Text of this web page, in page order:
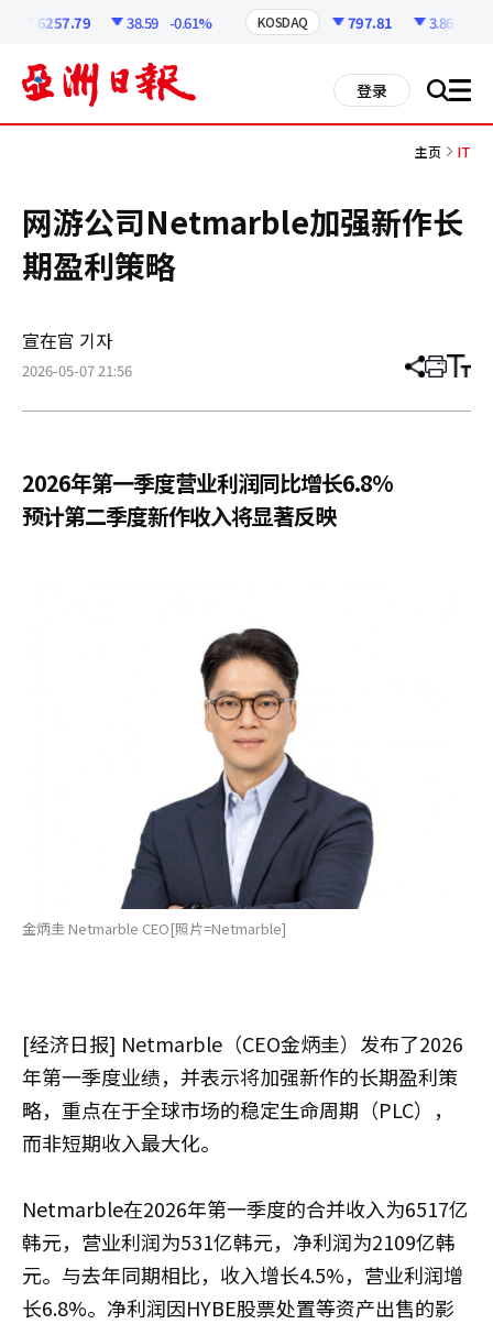
6257.79 38.59 -0.61% KOSDAQ 797.81 3.86
登录 搜 all
主页 IT
网游公司Netmarble加强新作长
期盈利策略
宣在官 기자
2026-05-07 21:56 分
章
打 调
小
2026年第一季度营业利润同比增长6.8%
预计第二季度新作收入将显著反映
金炳圭 Netmarble CEO[照片=Netmarble]
[经济日报] Netmarble（CEO金炳圭）发布了2026
年第一季度业绩，并表示将加强新作的长期盈利策
略，重点在于全球市场的稳定生命周期（PLC），
而非短期收入最大化。
Netmarble在2026年第一季度的合并收入为6517亿
韩元，营业利润为531亿韩元，净利润为2109亿韩
元。与去年同期相比，收入增长4.5%，营业利润增
长6.8%。净利润因HYBE股票处置等资产出售的影